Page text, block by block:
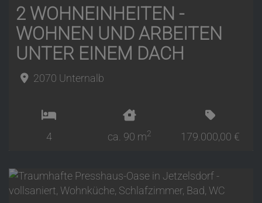
2 WOHNEINHEITEN -
WOHNEN UND ARBEITEN
UNTER EINEM DACH
2070 Unternalb
4 ca. 90 m2 179.000,00 €